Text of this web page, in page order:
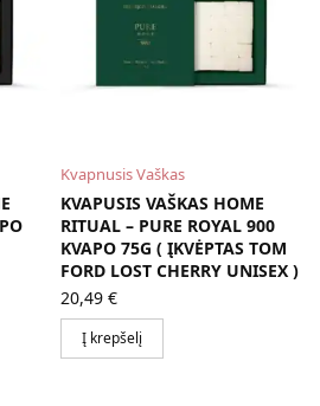
Kvapnusis Vaškas
KVAPUSIS VAŠKAS HOME
RITUAL – PURE ROYAL 900
KVAPO 75G ( ĮKVĖPTAS TOM
FORD LOST CHERRY UNISEX )
20,49 €
Į krepšelį